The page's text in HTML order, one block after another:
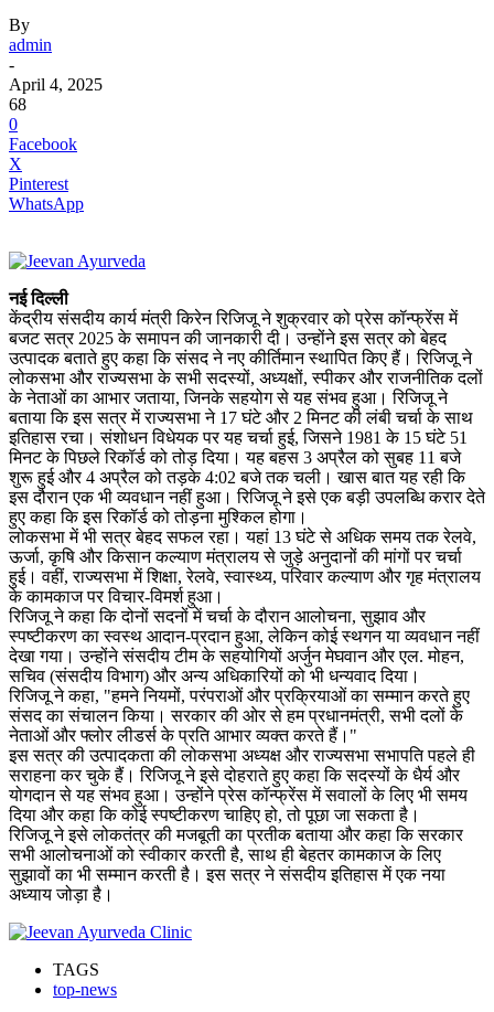
By
admin
-
April 4, 2025
68
0
Facebook
X
Pinterest
WhatsApp
नई दिल्ली
केंद्रीय संसदीय कार्य मंत्री किरेन रिजिजू ने शुक्रवार को प्रेस कॉन्फ्रेंस में
बजट सत्र 2025 के समापन की जानकारी दी। उन्होंने इस सत्र को बेहद
उत्पादक बताते हुए कहा कि संसद ने नए कीर्तिमान स्थापित किए हैं। रिजिजू ने
लोकसभा और राज्यसभा के सभी सदस्यों, अध्यक्षों, स्पीकर और राजनीतिक दलों
के नेताओं का आभार जताया, जिनके सहयोग से यह संभव हुआ। रिजिजू ने
बताया कि इस सत्र में राज्यसभा ने 17 घंटे और 2 मिनट की लंबी चर्चा के साथ
इतिहास रचा। संशोधन विधेयक पर यह चर्चा हुई, जिसने 1981 के 15 घंटे 51
मिनट के पिछले रिकॉर्ड को तोड़ दिया। यह बहस 3 अप्रैल को सुबह 11 बजे
शुरू हुई और 4 अप्रैल को तड़के 4:02 बजे तक चली। खास बात यह रही कि
इस दौरान एक भी व्यवधान नहीं हुआ। रिजिजू ने इसे एक बड़ी उपलब्धि करार देते
हुए कहा कि इस रिकॉर्ड को तोड़ना मुश्किल होगा।
लोकसभा में भी सत्र बेहद सफल रहा। यहां 13 घंटे से अधिक समय तक रेलवे,
ऊर्जा, कृषि और किसान कल्याण मंत्रालय से जुड़े अनुदानों की मांगों पर चर्चा
हुई। वहीं, राज्यसभा में शिक्षा, रेलवे, स्वास्थ्य, परिवार कल्याण और गृह मंत्रालय
के कामकाज पर विचार-विमर्श हुआ।
रिजिजू ने कहा कि दोनों सदनों में चर्चा के दौरान आलोचना, सुझाव और
स्पष्टीकरण का स्वस्थ आदान-प्रदान हुआ, लेकिन कोई स्थगन या व्यवधान नहीं
देखा गया। उन्होंने संसदीय टीम के सहयोगियों अर्जुन मेघवान और एल. मोहन,
सचिव (संसदीय विभाग) और अन्य अधिकारियों को भी धन्यवाद दिया।
रिजिजू ने कहा, "हमने नियमों, परंपराओं और प्रक्रियाओं का सम्मान करते हुए
संसद का संचालन किया। सरकार की ओर से हम प्रधानमंत्री, सभी दलों के
नेताओं और फ्लोर लीडर्स के प्रति आभार व्यक्त करते हैं।"
इस सत्र की उत्पादकता की लोकसभा अध्यक्ष और राज्यसभा सभापति पहले ही
सराहना कर चुके हैं। रिजिजू ने इसे दोहराते हुए कहा कि सदस्यों के धैर्य और
योगदान से यह संभव हुआ। उन्होंने प्रेस कॉन्फ्रेंस में सवालों के लिए भी समय
दिया और कहा कि कोई स्पष्टीकरण चाहिए हो, तो पूछा जा सकता है।
रिजिजू ने इसे लोकतंत्र की मजबूती का प्रतीक बताया और कहा कि सरकार
सभी आलोचनाओं को स्वीकार करती है, साथ ही बेहतर कामकाज के लिए
सुझावों का भी सम्मान करती है। इस सत्र ने संसदीय इतिहास में एक नया
अध्याय जोड़ा है।
TAGS
top-news